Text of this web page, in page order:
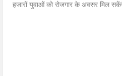
हजारों युवाओं को रोजगार के अवसर मिल